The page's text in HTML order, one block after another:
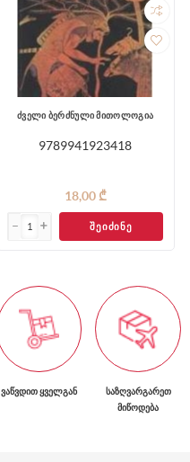
ძველი ბერძნული მითოლოგია
9789941923418
18,00 ₾
ᲨᲔᲘᲫᲘᲜᲔ
ᲕᲐᲬᲕᲓᲘᲗ ᲧᲕᲔᲚᲒᲐᲜ
ᲡᲐᲖᲦᲕᲐᲠᲒᲐᲠᲔᲗ
ᲛᲘᲬᲝᲓᲔᲑᲐ